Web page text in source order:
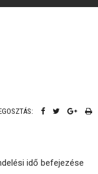
idő befejezése